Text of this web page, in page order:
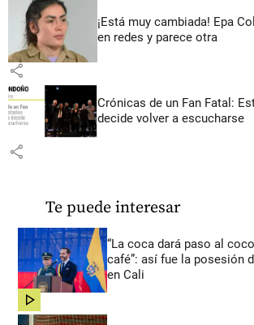
¡Está muy cambiada! Epa
en redes y parece otra
share
Crónicas de un Fan Fatal:
decide volver a escucharse
share
Te puede interesar
“La coca dará paso al
café”: así fue la posesión
en Cali
share